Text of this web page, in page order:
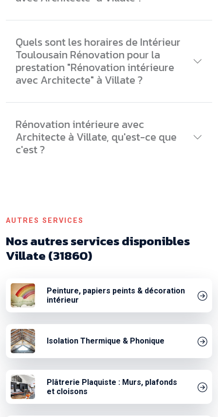
Quels sont les horaires de Intérieur
Toulousain Rénovation pour la
prestation "Rénovation intérieure
avec Architecte" à Villate ?
Rénovation intérieure avec
Architecte à Villate, qu'est-ce que
c'est ?
AUTRES SERVICES
Nos autres services disponibles
Villate (31860)
Peinture, papiers peints & décoration
intérieur
Isolation Thermique & Phonique
Plâtrerie Plaquiste : Murs, plafonds
et cloisons